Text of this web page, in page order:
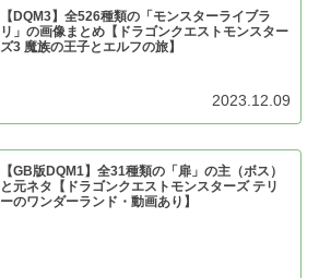
【DQM3】全526種類の「モンスターライブラ
リ」の画像まとめ【ドラゴンクエストモンスター
ズ3 魔族の王子とエルフの旅】
2023.12.09
【GB版DQM1】全31種類の「扉」の主（ボス）
と元ネタ【ドラゴンクエストモンスターズ テリ
ーのワンダーランド・動画あり】